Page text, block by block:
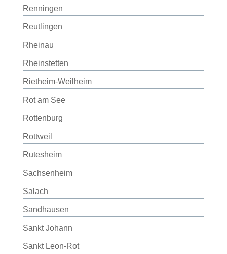
Renningen
Reutlingen
Rheinau
Rheinstetten
Rietheim-Weilheim
Rot am See
Rottenburg
Rottweil
Rutesheim
Sachsenheim
Salach
Sandhausen
Sankt Johann
Sankt Leon-Rot